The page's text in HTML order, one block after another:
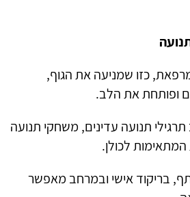
כזו שמניעה את הגוף,
ופותחת את הלב.
תנועה עדינים, משחקי תנועה
המתאימות לכולן.
בריקוד אישי ובמרחב מאפשר